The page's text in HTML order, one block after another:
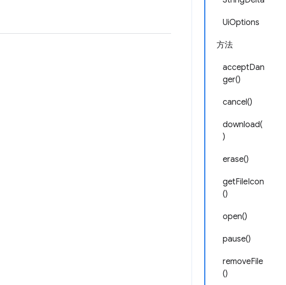
UiOptions
方法
acceptDan
ger()
cancel()
download(
)
erase()
getFileIcon
()
open()
pause()
removeFile
()